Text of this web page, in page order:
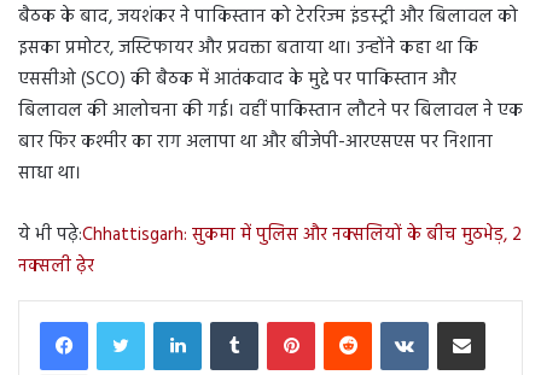
बैठक के बाद, जयशंकर ने पाकिस्तान को टेररिज्म इंडस्ट्री और बिलावल को
इसका प्रमोटर, जस्टिफायर और प्रवक्ता बताया था। उन्होंने कहा था कि
एससीओ (SCO) की बैठक में आतंकवाद के मुद्दे पर पाकिस्तान और
बिलावल की आलोचना की गई। वहीं पाकिस्तान लौटने पर बिलावल ने एक
बार फिर कश्मीर का राग अलापा था और बीजेपी-आरएसएस पर निशाना
साधा था।
ये भी पढ़े:Chhattisgarh: सुकमा में पुलिस और नक्सलियों के बीच मुठभेड़, 2
नक्सली ढ़ेर
LinkedInTumblr PinterestReddit VKontakteShare via Email